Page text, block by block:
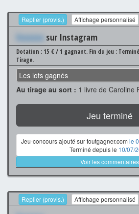
Replier (provis.) Affichage personnalisé
Xxxxxxx sur Instagram
Dotation : 15 € / 1 gagnant. Fin du jeu :
Tirage.
Les lots gagnés
Au tirage au sort : 1 livre de Caroline
Jeu terminé
Jeu-concours ajouté sur toutgagner.com le
Terminé depuis le 10/07/
Voir les commentaires
Replier (provis.) Affichage personnalisé